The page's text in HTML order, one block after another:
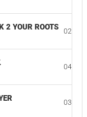
2 YOUR ROOTS 02:21
04:39
03:37